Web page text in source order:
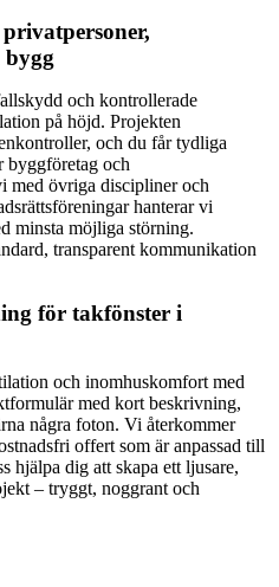
bygg
och kontrollerade
på höjd. Projekten
och du får tydliga
byggföretag och
med övriga discipliner och
hanterar vi
minsta möjliga störning.
transparent kommunikation
för takfönster i
och inomhuskomfort med
med kort beskrivning,
några foton. Vi återkommer
offert som är anpassad till
hjälpa dig att skapa ett ljusare,
– tryggt, noggrant och